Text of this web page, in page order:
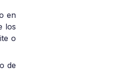
en
los
o
de